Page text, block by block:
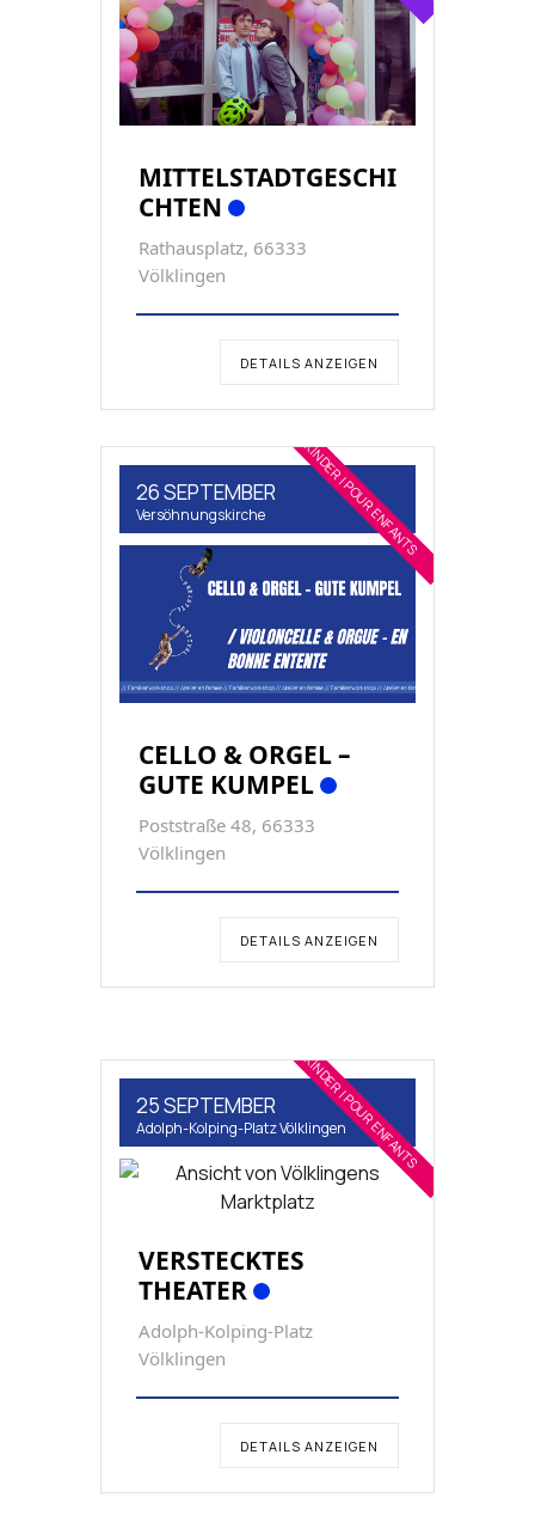
MITTELSTADTGESCHI
CHTEN
Rathausplatz, 66333
Völklingen
DETAILS ANZEIGEN
26 SEPTEMBER
Versöhnungskirche FÜR KINDER | POUR ENFANTS
CELLO & ORGEL –
GUTE KUMPEL
Poststraße 48, 66333
Völklingen
DETAILS ANZEIGEN
25 SEPTEMBER
Adolph-Kolping-Platz VölklingenFÜR KINDER | POUR ENFANTS
VERSTECKTES
THEATER
Adolph-Kolping-Platz
Völklingen
DETAILS ANZEIGEN